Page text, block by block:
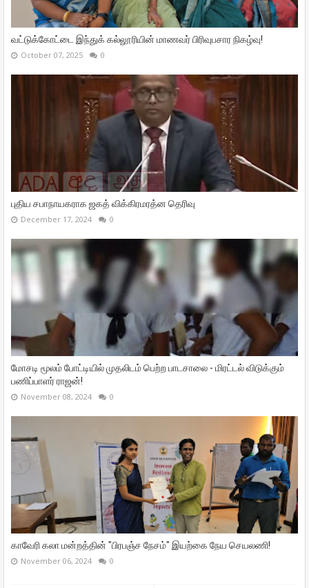
வட்டுக்கோட்டை இந்துக் கல்லூரியின் மாணவர் பிரிவுபசார நிகழ்வு!
October 07, 2025 0
புதிய சபாநாயகராக ஜகத் விக்கிரமரத்ன தெரிவு
December 17, 2024 0
மோசடி மூலம் போட்டியில் முதலிடம் பெற்ற பாடசாலை - மிரட்டல் விடுக்கும்
பணிப்பாளர் ராஜன்!
November 08, 2024 0
காவேரி கலா மன்றத்தின் "பிரபஞ்ச நேசம்" இயற்கை நேய செயலணி!
November 06, 2024 0